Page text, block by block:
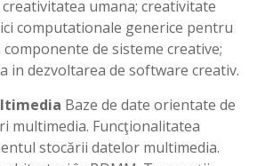
umana; creativitate
computationale generice pentru
de sisteme creative;
in dezvoltarea de software creativ.
Baze de date orientate de
multimedia. Funcţionalitatea
stocării datelor multimedia.